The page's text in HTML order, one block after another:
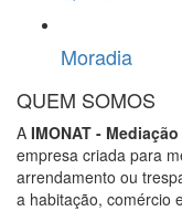
Moradia
QUEM SOMOS
A IMONAT -
empresa criada para
arrendamento ou
a habitação, comércio